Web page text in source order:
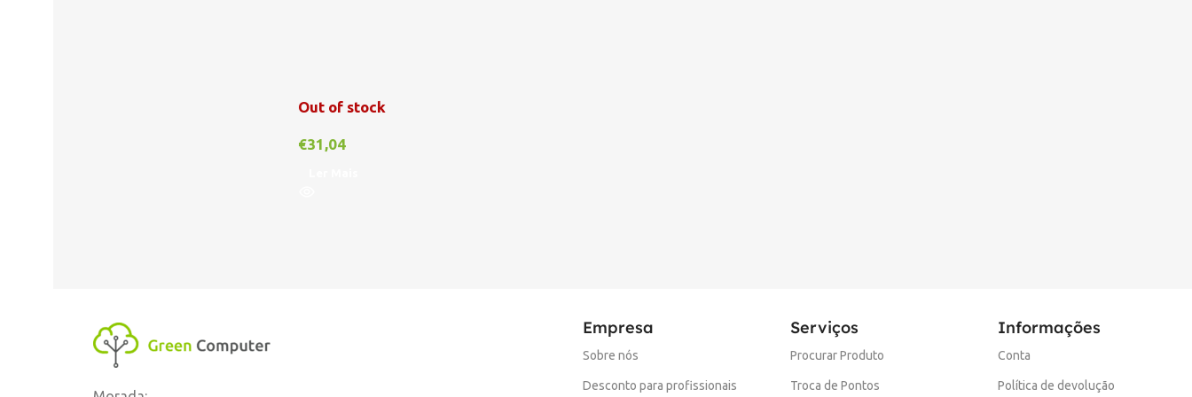
Out of stock
€31,04
Empresa
Sobre nós
Desconto para profissionais
Serviços
Procurar Produto
Troca de Pontos
Informações
Conta
Política de devolução